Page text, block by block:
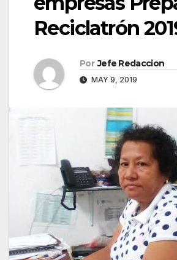
Reciclatrón
Por Jefe Redaccion
MAY 9, 2019